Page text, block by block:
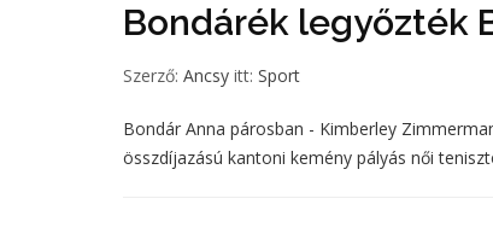
Bondárék legyőzték
Szerző: Ancsy itt: Sport
Bondár Anna párosban - Kimberley
összdíjazású kantoni kemény pályás női